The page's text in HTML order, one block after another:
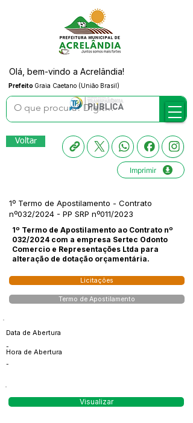
Prefeito Graia Caetano (União Brasil)
Olá, bem-vindo a Acrelândia!
Voltar
Imprimir
1º Termo de Apostilamento - Contrato
nº032/2024 - PP SRP nº011/2023
1º Termo de Apostilamento ao Contrato nº
032/2024 com a empresa Sertec Odonto
Comercio e Representações Ltda para
alteração de dotação orçamentária.
Licitações
Termo de Apostilamento
Data de Abertura
-
Hora de Abertura
-
Visualizar